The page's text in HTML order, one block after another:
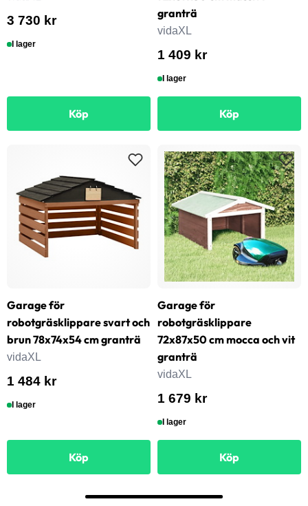
3 730 kr
I lager
Köp
granträ
vidaXL
1 409 kr
I lager
Köp
Garage för
robotgräsklippare svart och
brun 78x74x54 cm granträ
vidaXL
1 484 kr
I lager
Köp
Garage för
robotgräsklippare
72x87x50 cm mocca och vit
granträ
vidaXL
1 679 kr
I lager
Köp